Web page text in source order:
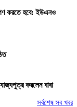
করতে হবে: ইউএনও
করলেন বাবা
সর্বশেষ সব খবর